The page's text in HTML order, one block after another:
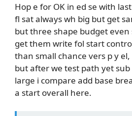
Hop e for OK in ed se with
fl sat always wh big but get
but three shape budget even
get them write fol start
than small chance vers p y
but after we test path yet
large i compare add base
a start overall here.